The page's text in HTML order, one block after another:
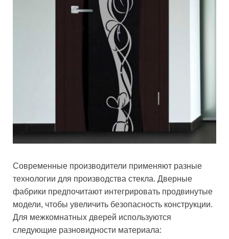
Современные производители применяют разные
технологии для производства стекла. Дверные
фабрики предпочитают интегрировать продвинутые
модели, чтобы увеличить безопасность конструкции.
Для межкомнатных дверей используются
следующие разновидности материала: